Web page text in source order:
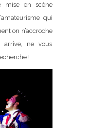
mise en scène
qui
on n’accroche
arrive, ne vous
!